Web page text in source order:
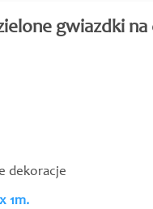
gwiazdki na
dekoracje
1m.